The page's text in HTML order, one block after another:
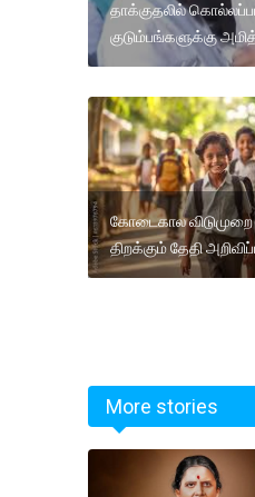
தாக்குதலில்
குடும்பங்களுக்கு
கோடைகால விடுமுறை
திறக்கும் தேதி
More stories